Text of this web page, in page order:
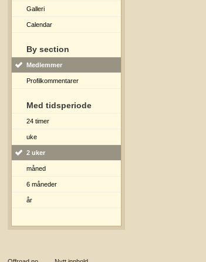
Galleri
Calendar
By section
Medlemmer
Profilkommentarer
Med tidsperiode
24 timer
uke
2 uker
måned
6 måneder
år